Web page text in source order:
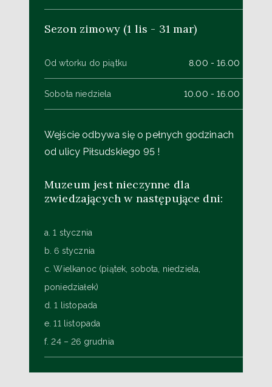
Sezon zimowy (1 lis - 31 mar)
Od wtorku do piątku 8.00 - 16.00
Sobota niedziela 10.00 - 16.00
Wejście odbywa się o pełnych godzinach
od ulicy Piłsudskiego 95 !
Muzeum jest nieczynne dla
zwiedzających w następujące dni:
a. 1 stycznia
b. 6 stycznia
c. Wielkanoc (piątek, sobota, niedziela,
poniedziałek)
d. 1 listopada
e. 11 listopada
f. 24 – 26 grudnia